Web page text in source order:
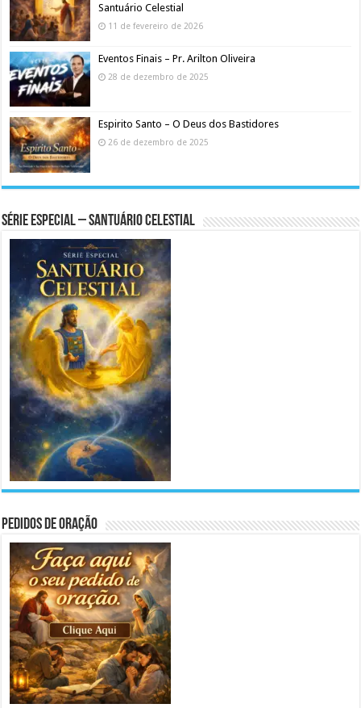
Santuário Celestial
11 de fevereiro de 2026
Eventos Finais – Pr. Arilton Oliveira
28 de dezembro de 2025
Espirito Santo – O Deus dos Bastidores
26 de dezembro de 2025
Série Especial – Santuário Celestial
Pedidos de Oração